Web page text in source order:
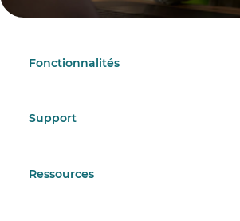
Fonctionnalités
Support
Ressources